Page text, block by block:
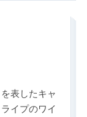
表したキャ
イプのワイ